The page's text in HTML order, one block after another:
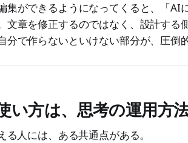
集ができるようになってくると、「AI
文章を修正するのではなく、設計する
分で作らないといけない部分が、圧倒
方は、思考の運用方
る人には、ある共通点がある。